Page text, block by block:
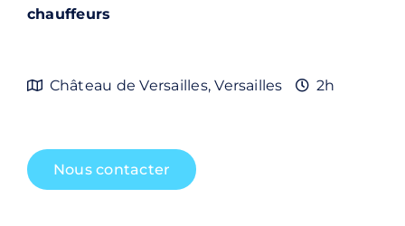
chauffeurs
Château de Versailles, Versailles 2h
Nous contacter